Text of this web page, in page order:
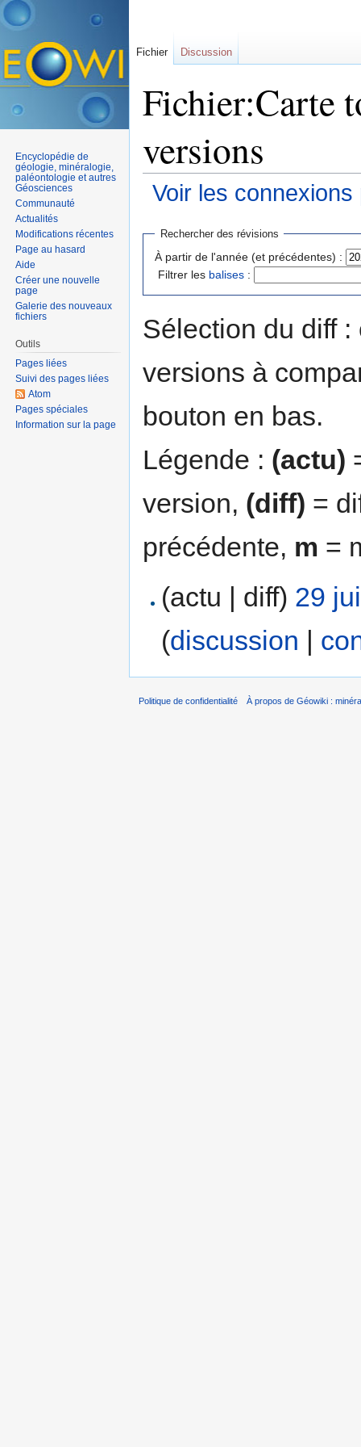
Fichier:Carte
versions
Voir les
Rechercher des révisions
À partir de l'année (et précédentes) :
Filtrer les balises :
Sélection du diff
versions à
bouton en bas.
Légende : (actu)
version, (diff) =
précédente, m =
(actu | diff) 29
(discussion |
Fichier Discussion
Encyclopédie de
géologie, minéralogie,
paléontologie et autres
Géosciences
Communauté
Actualités
Modifications récentes
Page au hasard
Aide
Créer une nouvelle
page
Galerie des nouveaux
fichiers
Outils
Pages liées
Suivi des pages liées
Atom
Pages spéciales
Information sur la page
Politique de confidentialité À propos de Géowiki :